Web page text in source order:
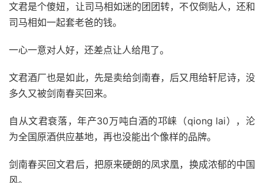
文君是个傻妞，让司马相如迷的团团转，不仅倒贴人，还和
司马相如一起套老爸的钱。
一心一意对人好，还差点让人给甩了。
文君酒厂也是如此，先是卖给剑南春，后又甩给轩尼诗，没
多久又被剑南春买回来。
自从文君衰落，年产30万吨白酒的邛崃（qiong lai），沦
为全国原酒供应基地，再也没能出个像样的品牌。
剑南春买回文君后，把原来硬朗的凤求凰，换成浓郁的中国
风。